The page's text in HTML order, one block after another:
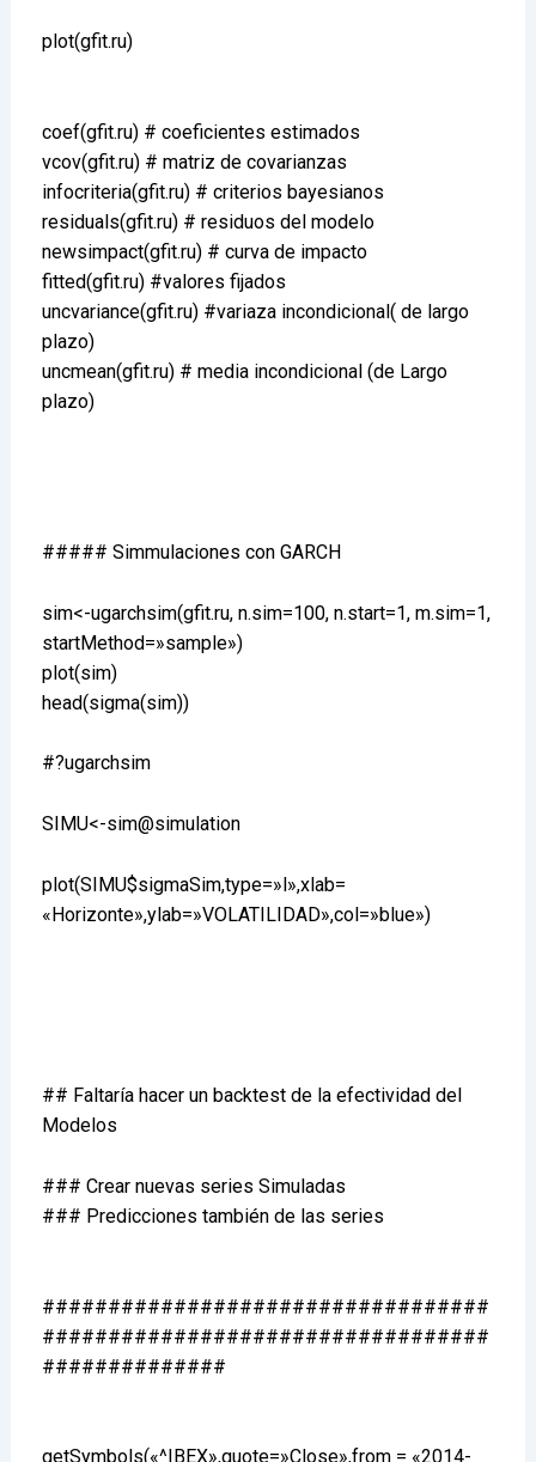
plot(gfit.ru)
coef(gfit.ru) # coeficientes estimados
vcov(gfit.ru) # matriz de covarianzas
infocriteria(gfit.ru) # criterios bayesianos
residuals(gfit.ru) # residuos del modelo
newsimpact(gfit.ru) # curva de impacto
fitted(gfit.ru) #valores fijados
uncvariance(gfit.ru) #variaza incondicional( de largo
plazo)
uncmean(gfit.ru) # media incondicional (de Largo
plazo)
##### Simmulaciones con GARCH
sim<-ugarchsim(gfit.ru, n.sim=100, n.start=1, m.sim=1,
startMethod=»sample»)
plot(sim)
head(sigma(sim))
#?ugarchsim
SIMU<-sim@simulation
plot(SIMU$sigmaSim,type=»l»,xlab=
«Horizonte»,ylab=»VOLATILIDAD»,col=»blue»)
## Faltaría hacer un backtest de la efectividad del
Modelos
### Crear nuevas series Simuladas
### Predicciones también de las series
##################################
##################################
##############
getSymbols(«^IBEX»,quote=»Close»,from = «2014-